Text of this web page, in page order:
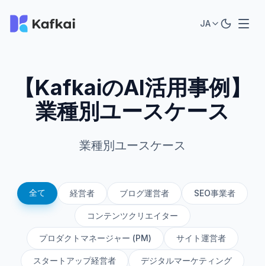
JA
【KafkaiのAI活用事例】
業種別ユースケース
業種別ユースケース
全て 経営者 ブログ運営者 SEO事業者
コンテンツクリエイター
プロダクトマネージャー (PM) サイト運営者
スタートアップ経営者 デジタルマーケティング